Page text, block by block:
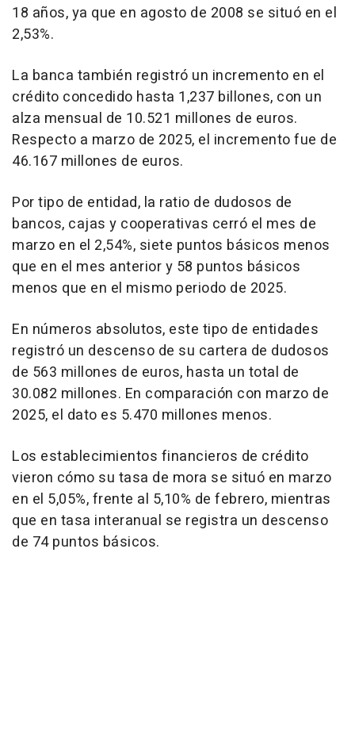
18 años, ya que en agosto de 2008 se situó en el
2,53%.
La banca también registró un incremento en el
crédito concedido hasta 1,237 billones, con un
alza mensual de 10.521 millones de euros.
Respecto a marzo de 2025, el incremento fue de
46.167 millones de euros.
Por tipo de entidad, la ratio de dudosos de
bancos, cajas y cooperativas cerró el mes de
marzo en el 2,54%, siete puntos básicos menos
que en el mes anterior y 58 puntos básicos
menos que en el mismo periodo de 2025.
En números absolutos, este tipo de entidades
registró un descenso de su cartera de dudosos
de 563 millones de euros, hasta un total de
30.082 millones. En comparación con marzo de
2025, el dato es 5.470 millones menos.
Los establecimientos financieros de crédito
vieron cómo su tasa de mora se situó en marzo
en el 5,05%, frente al 5,10% de febrero, mientras
que en tasa interanual se registra un descenso
de 74 puntos básicos.